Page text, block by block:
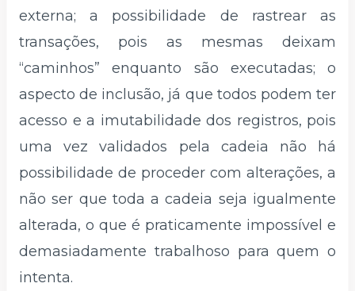
externa; a possibilidade de rastrear as
transações, pois as mesmas deixam
“caminhos” enquanto são executadas; o
aspecto de inclusão, já que todos podem ter
acesso e a imutabilidade dos registros, pois
uma vez validados pela cadeia não há
possibilidade de proceder com alterações, a
não ser que toda a cadeia seja igualmente
alterada, o que é praticamente impossível e
demasiadamente trabalhoso para quem o
intenta.